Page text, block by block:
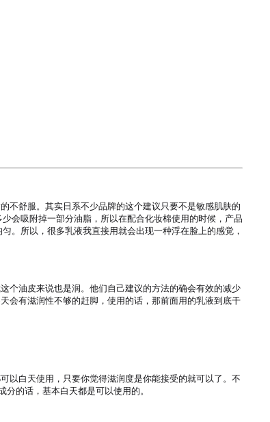
不舒服。其实日系不少品牌的这个建议只要不是敏感肌肤的
会吸附掉一部分油脂，所以在配合化妆棉使用的时候，产品
。所以，很多乳液我直接用就会出现一种浮在脸上的感觉，
个油皮来说也是润。他们自己建议的方法的确会有效的减少
会有滋润性不够的赶脚，使用的话，那前面用的乳液到底干
以白天使用，只要你觉得滋润度是你能接受的就可以了。不
的话，基本白天都是可以使用的。